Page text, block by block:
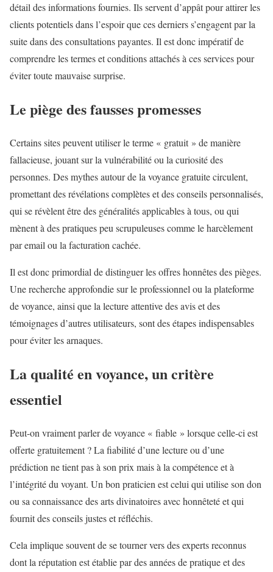
détail des informations fournies. Ils servent d’appât pour attirer les
clients potentiels dans l’espoir que ces derniers s’engagent par la
suite dans des consultations payantes. Il est donc impératif de
comprendre les termes et conditions attachés à ces services pour
éviter toute mauvaise surprise.
Le piège des fausses promesses
Certains sites peuvent utiliser le terme « gratuit » de manière
fallacieuse, jouant sur la vulnérabilité ou la curiosité des
personnes. Des mythes autour de la voyance gratuite circulent,
promettant des révélations complètes et des conseils personnalisés,
qui se révèlent être des généralités applicables à tous, ou qui
mènent à des pratiques peu scrupuleuses comme le harcèlement
par email ou la facturation cachée.
Il est donc primordial de distinguer les offres honnêtes des pièges.
Une recherche approfondie sur le professionnel ou la plateforme
de voyance, ainsi que la lecture attentive des avis et des
témoignages d’autres utilisateurs, sont des étapes indispensables
pour éviter les arnaques.
La qualité en voyance, un critère
essentiel
Peut-on vraiment parler de voyance « fiable » lorsque celle-ci est
offerte gratuitement ? La fiabilité d’une lecture ou d’une
prédiction ne tient pas à son prix mais à la compétence et à
l’intégrité du voyant. Un bon praticien est celui qui utilise son don
ou sa connaissance des arts divinatoires avec honnêteté et qui
fournit des conseils justes et réfléchis.
Cela implique souvent de se tourner vers des experts reconnus
dont la réputation est établie par des années de pratique et des